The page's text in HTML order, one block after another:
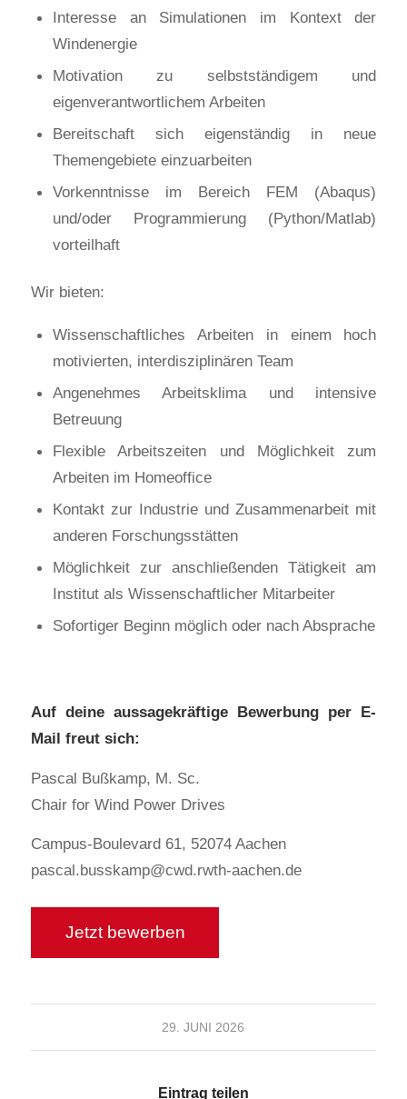
Interesse an Simulationen im Kontext der
Windenergie
Motivation zu selbstständigem und
eigenverantwortlichem Arbeiten
Bereitschaft sich eigenständig in neue
Themengebiete einzuarbeiten
Vorkenntnisse im Bereich FEM (Abaqus)
und/oder Programmierung (Python/Matlab)
vorteilhaft
Wir bieten:
Wissenschaftliches Arbeiten in einem hoch
motivierten, interdisziplinären Team
Angenehmes Arbeitsklima und intensive
Betreuung
Flexible Arbeitszeiten und Möglichkeit zum
Arbeiten im Homeoffice
Kontakt zur Industrie und Zusammenarbeit mit
anderen Forschungsstätten
Möglichkeit zur anschließenden Tätigkeit am
Institut als Wissenschaftlicher Mitarbeiter
Sofortiger Beginn möglich oder nach Absprache
Auf deine aussagekräftige Bewerbung per E-
Mail freut sich:
Pascal Bußkamp, M. Sc.
Chair for Wind Power Drives
Campus-Boulevard 61, 52074 Aachen
pascal.busskamp@cwd.rwth-aachen.de
29. JUNI 2026
Eintrag teilen